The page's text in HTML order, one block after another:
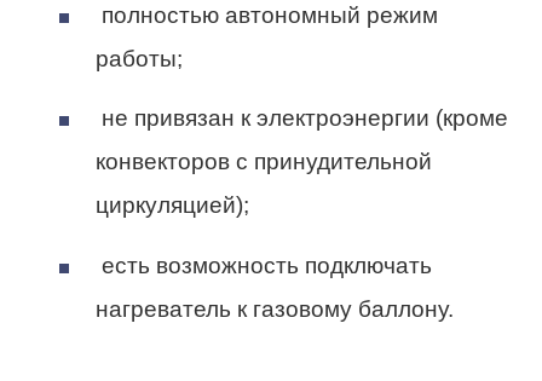
полностью автономный режим
работы;
не привязан к электроэнергии (кроме
конвекторов с принудительной
циркуляцией);
есть возможность подключать
нагреватель к газовому баллону.